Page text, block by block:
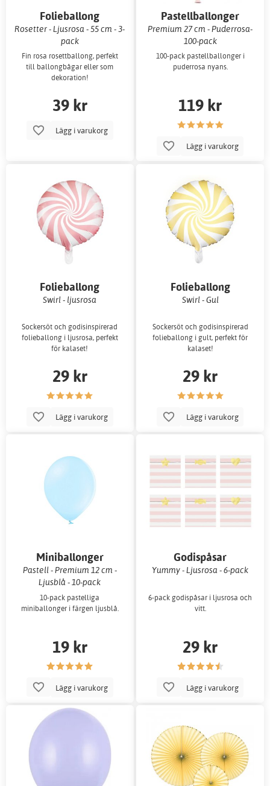
Folieballong
Rosetter - Ljusrosa - 55 cm - 3-
pack
Fin rosa rosettballong, perfekt
till ballongbågar eller som
dekoration!
39 kr
Lägg i varukorg
Pastellballonger
Premium 27 cm - Puderrosa-
100-pack
100-pack pastellballonger i
puderrosa nyans.
119 kr
Lägg i varukorg
Folieballong
Swirl - ljusrosa
Sockersöt och godisinspirerad
folieballong i ljusrosa, perfekt
för kalaset!
29 kr
Lägg i varukorg
Folieballong
Swirl - Gul
Sockersöt och godisinspirerad
folieballong i gult, perfekt för
kalaset!
29 kr
Lägg i varukorg
Miniballonger
Pastell - Premium 12 cm -
Ljusblå - 10-pack
10-pack pastelliga
miniballonger i färgen ljusblå.
19 kr
Lägg i varukorg
Godispåsar
Yummy - Ljusrosa - 6-pack
6-pack godispåsar i ljusrosa och
vitt.
29 kr
Lägg i varukorg